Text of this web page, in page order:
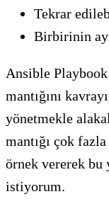
Tekrar
Birbirinin
Ansible
mantığını
yönetmekle
mantığı çok
örnek vererek bu
istiyorum.